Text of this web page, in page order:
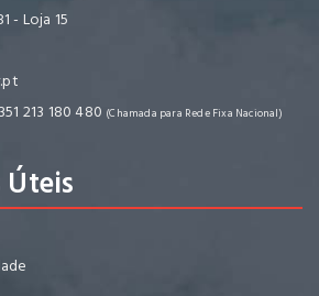
- Loja 15
213 180 480 (Chamada para Rede Fixa Nacional)